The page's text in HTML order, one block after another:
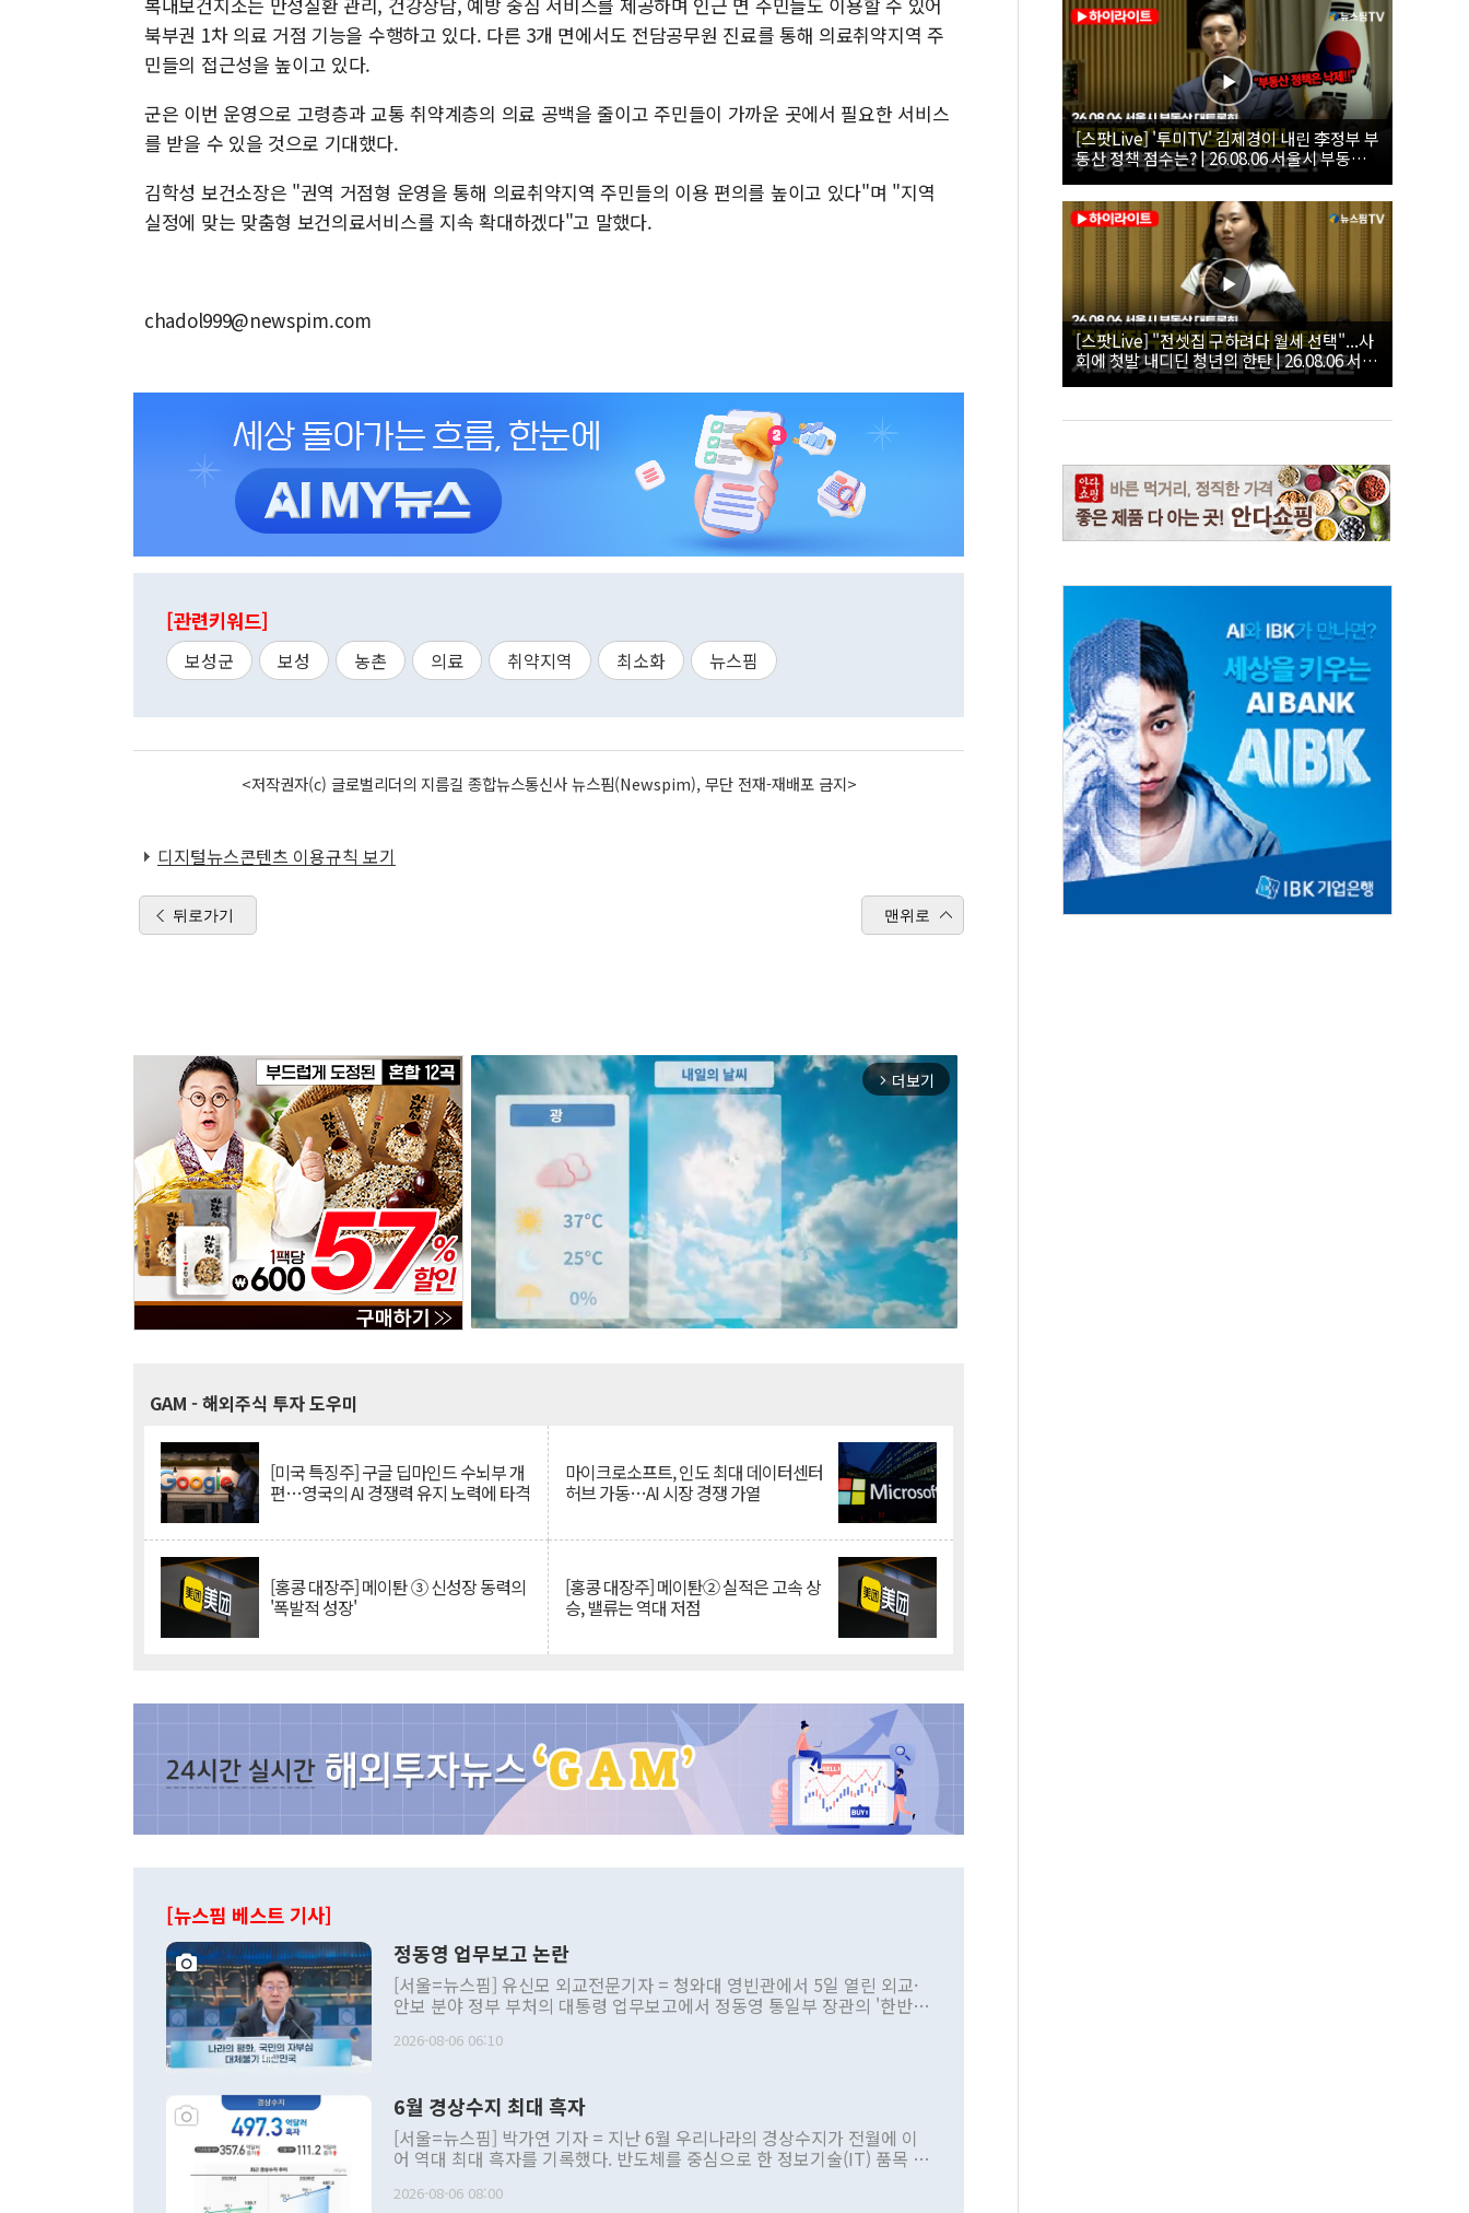
북부권 1차 의료 거점 기능을 수행하고 있다. 다른 3개 면에서도 전담공무원 진료를 통해 의료취약지역 주
민들의 접근성을 높이고 있다.
군은 이번 운영으로 고령층과 교통 취약계층의 의료 공백을 줄이고 주민들이 가까운 곳에서 필요한 서비스
를 받을 수 있을 것으로 기대했다.
김학성 보건소장은 "권역 거점형 운영을 통해 의료취약지역 주민들의 이용 편의를 높이고 있다"며 "지역
실정에 맞는 맞춤형 보건의료서비스를 지속 확대하겠다"고 말했다.
chadol999@newspim.com
[관련키워드]
보성군 보성 농촌 의료 취약지역 최소화 뉴스핌
<저작권자(c) 글로벌리더의 지름길 종합뉴스통신사 뉴스핌(Newspim), 무단 전재-재배포 금지>
디지털뉴스콘텐츠 이용규칙 보기
뒤로가기 맨위로
arrow_forward_ios 더보기
GAM - 해외주식 투자 도우미
[미국 특징주] 구글 딥마인드 수뇌부 개
편…영국의 AI 경쟁력 유지 노력에 타격
마이크로소프트, 인도 최대 데이터센터
허브 가동…AI 시장 경쟁 가열
[홍콩 대장주] 메이퇀 ③ 신성장 동력의
'폭발적 성장'
[홍콩 대장주] 메이퇀② 실적은 고속 상
승, 밸류는 역대 저점
[뉴스핌 베스트 기사]
정동영 업무보고 논란
[서울=뉴스핌] 유신모 외교전문기자 = 청와대 영빈관에서 5일 열린 외교·
안보 분야 정부 부처의 대통령 업무보고에서 정동영 통일부 장관의 '한반도
발언 중에는 정부 내 조율을 거치지 않은 사안을 정책으로 추진하겠다고 공
주의적 희망에 근거한 비현실적 구상'이라는 비판을 내놨다. 그동안 정 장
관의 대북 정책 관련 발언이 물의를 빚은 적은 여러 번 있지만 대통령과 유
관 부처 장관이 공개적으로 부정적 입장을 표명한 것은 이례적이다. 정 장
관의 무리한 대북 접근법과 월권을 제어해야 한다는 목소리도 높아지고 있
다. [정동영 통일부 장관이 지난달 23일 오후 서울 종로구 정부서울청사에
2026-08-06 06:10
6월 경상수지 최대 흑자
[서울=뉴스핌] 박가연 기자 = 지난 6월 우리나라의 경상수지가 전월에 이
어 역대 최대 흑자를 기록했다. 반도체를 중심으로 한 정보기술(IT) 품목 수
료=한국은행] 한국은행이 6일 발표한 '2026년 6월 국제수지(잠정)'에 따르
2026-08-06 08:00
[스팟Live] '투미TV' 김제경이 내린 李정부 부
동산 정책 점수는? | 26.08.06 서울시 부동산
대토론회
[스팟Live] "전셋집 구하려다 월세 선택"...사
회에 첫발 내디딘 청년의 한탄 | 26.08.06 서울
시 부동산 대토론회